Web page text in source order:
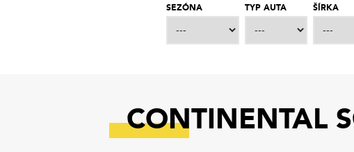
SEZÓNA TYP AUTA ŠÍRKA
CONTINENTAL